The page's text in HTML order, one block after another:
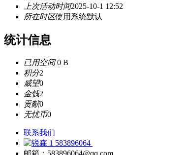
上次活动时间2025-10-1 12:52
所在时区使用系统默认
统计信息
已用空间0 B
积分2
威望0
金钱2
贡献0
无忧币0
联系我们
583896064
邮箱：583896064@qq.com